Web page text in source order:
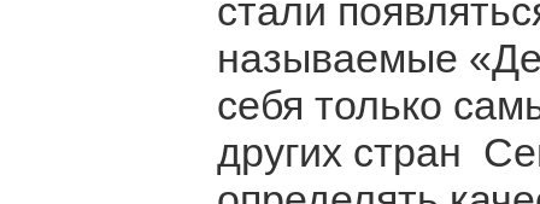
стали
называемые
себя только
других стран